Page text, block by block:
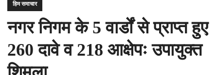
हिम समाचार
नगर निगम के 5 वार्डों से प्राप्त हुए
260 दावे व 218 आक्षेपः उपायुक्त